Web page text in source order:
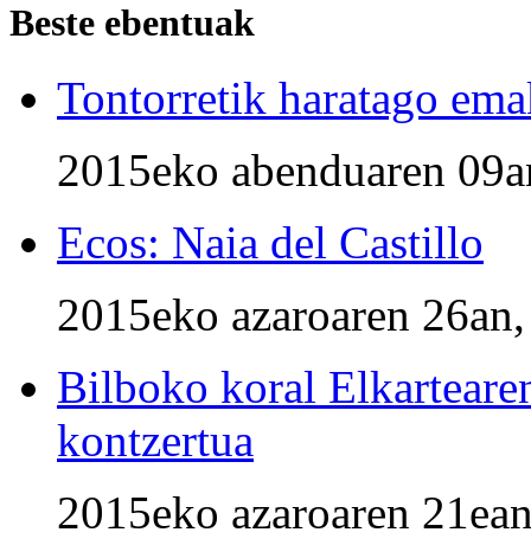
Beste ebentuak
Tontorretik haratago
2015eko abenduaren
Ecos: Naia del Castillo
2015eko azaroaren
Bilboko koral
kontzertua
2015eko azaroaren